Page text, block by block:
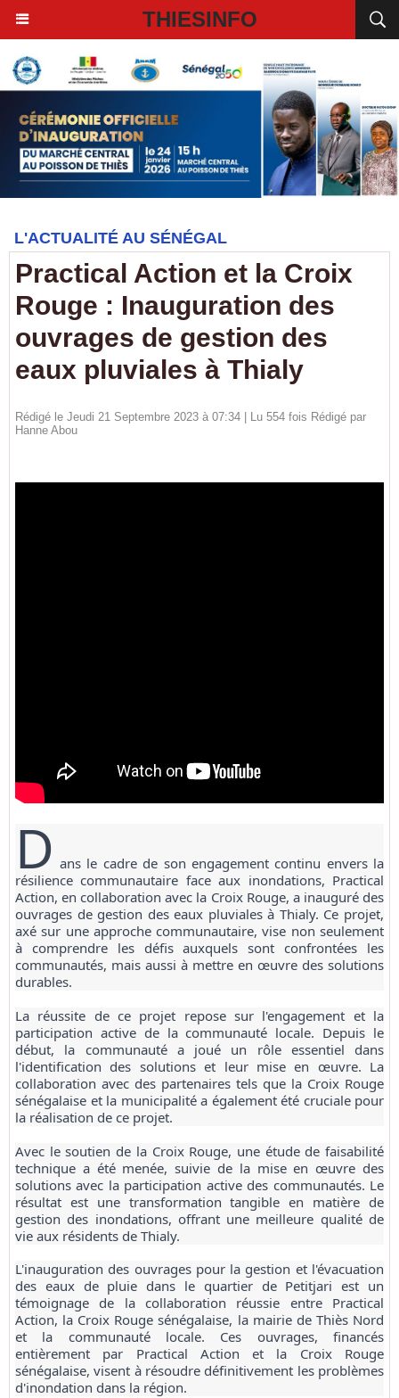
THIESINFO
L'ACTUALITÉ AU SÉNÉGAL
Practical Action et la Croix
Rouge : Inauguration des
ouvrages de gestion des
eaux pluviales à Thialy
Rédigé le Jeudi 21 Septembre 2023 à 07:34 | Lu 554 fois Rédigé par
Hanne Abou
D ans le cadre de son engagement continu envers la
résilience communautaire face aux inondations, Practical
Action, en collaboration avec la Croix Rouge, a inauguré des
ouvrages de gestion des eaux pluviales à Thialy. Ce projet,
axé sur une approche communautaire, vise non seulement
à comprendre les défis auxquels sont confrontées les
communautés, mais aussi à mettre en œuvre des solutions
durables.
La réussite de ce projet repose sur l'engagement et la
participation active de la communauté locale. Depuis le
début, la communauté a joué un rôle essentiel dans
l'identification des solutions et leur mise en œuvre. La
collaboration avec des partenaires tels que la Croix Rouge
sénégalaise et la municipalité a également été cruciale pour
la réalisation de ce projet.
Avec le soutien de la Croix Rouge, une étude de faisabilité
technique a été menée, suivie de la mise en œuvre des
solutions avec la participation active des communautés. Le
résultat est une transformation tangible en matière de
gestion des inondations, offrant une meilleure qualité de
vie aux résidents de Thialy.
L'inauguration des ouvrages pour la gestion et l'évacuation
des eaux de pluie dans le quartier de Petitjari est un
témoignage de la collaboration réussie entre Practical
Action, la Croix Rouge sénégalaise, la mairie de Thiès Nord
et la communauté locale. Ces ouvrages, financés
entièrement par Practical Action et la Croix Rouge
sénégalaise, visent à résoudre définitivement les problèmes
d'inondation dans la région.